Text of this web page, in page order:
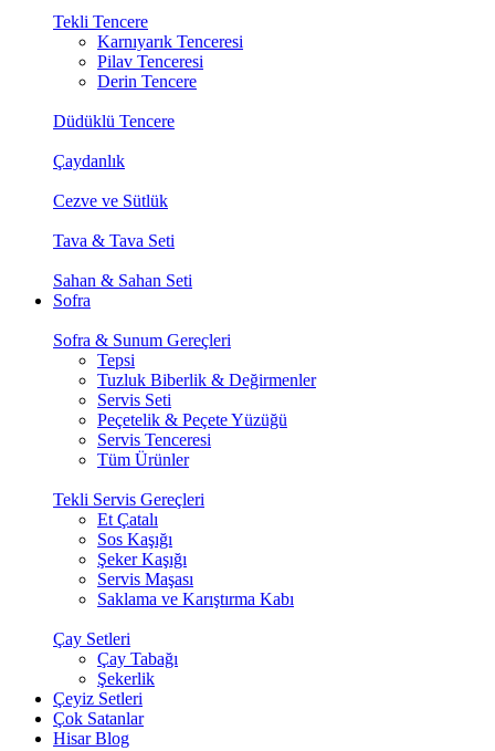
Tekli Tencere
Karnıyarık Tenceresi
Pilav Tenceresi
Derin Tencere
Düdüklü Tencere
Çaydanlık
Cezve ve Sütlük
Tava & Tava Seti
Sahan & Sahan Seti
Sofra
Sofra & Sunum Gereçleri
Tepsi
Tuzluk Biberlik & Değirmenler
Servis Seti
Peçetelik & Peçete Yüzüğü
Servis Tenceresi
Tüm Ürünler
Tekli Servis Gereçleri
Et Çatalı
Sos Kaşığı
Şeker Kaşığı
Servis Maşası
Saklama ve Karıştırma Kabı
Çay Setleri
Çay Tabağı
Şekerlik
Çeyiz Setleri
Çok Satanlar
Hisar Blog